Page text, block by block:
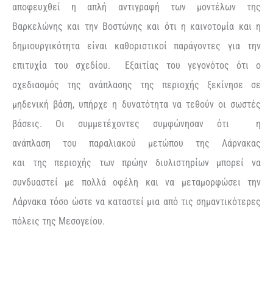
αποφευχθεί η απλή αντιγραφή των μοντέλων της
Βαρκελώνης και την Βοστώνης και ότι η καινοτομία και η
δημιουργικότητα είναι καθοριστικοί παράγοντες για την
επιτυχία του σχεδίου. Εξαιτίας του γεγονότος ότι ο
σχεδιασμός της ανάπλασης της περιοχής ξεκίνησε σε
μηδενική βάση, υπήρχε η δυνατότητα να τεθούν οι σωστές
βάσεις. Οι συμμετέχοντες συμφώνησαν ότι η
ανάπλαση του παραλιακού μετώπου της Λάρνακας
και της περιοχής των πρώην διυλιστηρίων μπορεί να
συνδυαστεί με πολλά οφέλη και να μεταμορφώσει την
Λάρνακα τόσο ώστε να καταστεί μια από τις σημαντικότερες
πόλεις της Μεσογείου.